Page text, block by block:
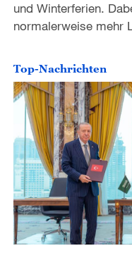
und Winterferien.
normalerweise mehr
Top-Nachrichten